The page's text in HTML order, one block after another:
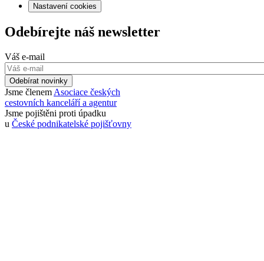
Nastavení cookies
Odebírejte náš newsletter
Váš e-mail
Odebírat novinky
Jsme členem Asociace českých
cestovních kanceláří a agentur
Jsme pojištěni proti úpadku
u České podnikatelské pojišťovny